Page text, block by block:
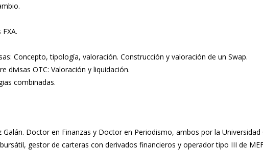
Concepto, tipología, valoración. Construcción y valoración de un Swap.
divisas OTC: Valoración y liquidación.
combinadas.
Galán. Doctor en Finanzas y Doctor en Periodismo, ambos por la
gestor de carteras con derivados financieros y operador tipo III de